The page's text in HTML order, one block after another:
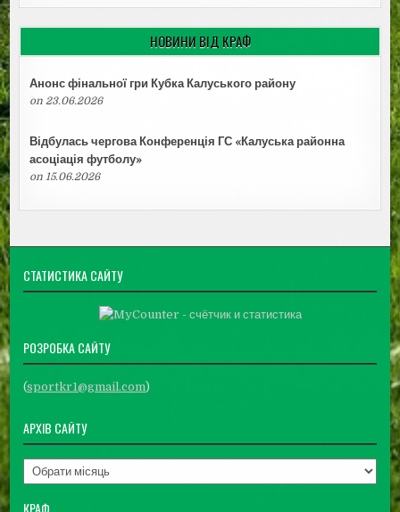
НОВИНИ ВІД КРАФ
Анонс фінальної гри Кубка Калуського району
on 23.06.2026
Відбулась чергова Конференція ГС «Калуська районна
асоціація футболу»
on 15.06.2026
СТАТИСТИКА САЙТУ
РОЗРОБКА САЙТУ
(sportkr1@gmail.com)
АРХІВ САЙТУ
Архів
сайту
КРАФ